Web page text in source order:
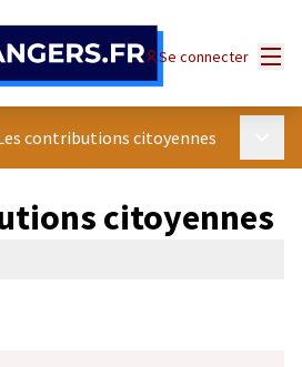
Se connecter
contributions citoyennes
citoyennes